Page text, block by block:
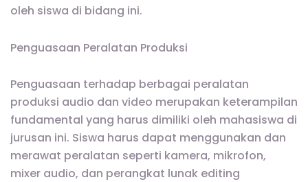
oleh siswa di bidang ini.
Penguasaan Peralatan Produksi
Penguasaan terhadap berbagai peralatan
produksi audio dan video merupakan keterampilan
fundamental yang harus dimiliki oleh mahasiswa di
jurusan ini. Siswa harus dapat menggunakan dan
merawat peralatan seperti kamera, mikrofon,
mixer audio, dan perangkat lunak editing